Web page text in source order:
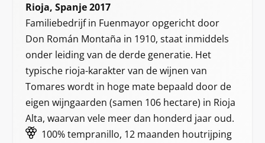
Rioja, Spanje 2017
Familiebedrijf in Fuenmayor opgericht door
Don Román Montaña in 1910, staat inmiddels
onder leiding van de derde generatie. Het
typische rioja-karakter van de wijnen van
Tomares wordt in hoge mate bepaald door de
eigen wijngaarden (samen 106 hectare) in Rioja
Alta, waarvan vele meer dan honderd jaar oud.
100% tempranillo, 12 maanden houtrijping